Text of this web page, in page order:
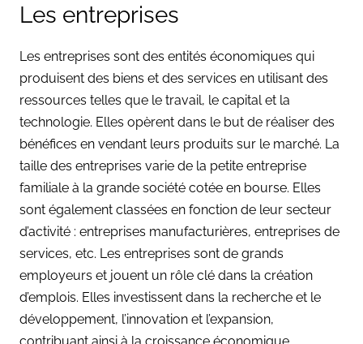
Les entreprises
Les entreprises sont des entités économiques qui
produisent des biens et des services en utilisant des
ressources telles que le travail, le capital et la
technologie. Elles opèrent dans le but de réaliser des
bénéfices en vendant leurs produits sur le marché. La
taille des entreprises varie de la petite entreprise
familiale à la grande société cotée en bourse. Elles
sont également classées en fonction de leur secteur
d’activité : entreprises manufacturières, entreprises de
services, etc. Les entreprises sont de grands
employeurs et jouent un rôle clé dans la création
d’emplois. Elles investissent dans la recherche et le
développement, l’innovation et l’expansion,